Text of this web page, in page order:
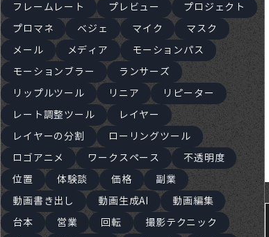
フレームレート
プレビュー
プロジェクト
プロマネ
ベジェ マイク
マスク
メール
メディア
モーションパス
モーションブラー
ランサーズ
リップルツール
リニア
リピーター
レート調整ツール
レイヤー
レイヤーの分割
ローリングツール
ロゴアニメ
ワークスペース
不透明度
位置
体験談 価格
副業
動画書き出し
動画生成AI
動画編集
台本
営業 回転
撮影テクニック